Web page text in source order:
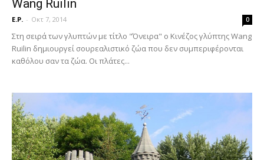
Wang Ruilin
E.P. - Οκτ 7, 2014 0
Στη σειρά των γλυπτών με τίτλο "Όνειρα" ο Κινέζος γλύπτης Wang
Ruilin δημιουργεί σουρεαλιστικό ζώα που δεν συμπεριφέρονται
καθόλου σαν τα ζώα. Οι πλάτες...